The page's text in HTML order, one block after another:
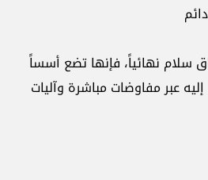
دائم
سلام نهائياً، فإنهاتضع أسساً
إليهعبرمفاوضات مباشرة وآليات